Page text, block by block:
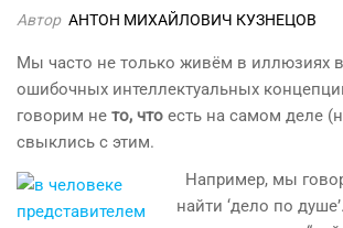
Автор АНТОН МИХАЙЛОВИЧ КУЗНЕЦОВ
Мы часто не только живём в иллюзиях
ошибочных интеллектуальных
говорим не то, что есть на самом деле
свыклись с этим.
Например, мы
найти ‘дело по